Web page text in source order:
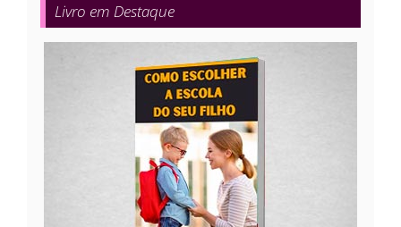
Livro em Destaque